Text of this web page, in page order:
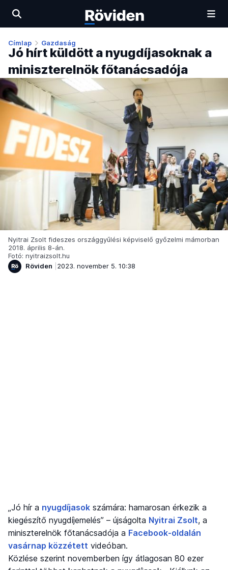
Címlap Gazdaság
Jó hírt küldött a nyugdíjasoknak a
miniszterelnök főtanácsadója
Nyitrai Zsolt fideszes országgyűlési képviselő győzelmi mámorban
2018. április 8-án.
Fotó: nyitraizsolt.hu
Röviden
2023. november 5. 10:38
„Jó hír a nyugdíjasok számára: hamarosan érkezik a
kiegészítő nyugdíjemelés” – újságolta Nyitrai Zsolt, a
miniszterelnök főtanácsadója a Facebook-oldalán
vasárnap közzétett videóban.
Közlése szerint novemberben így átlagosan 80 ezer